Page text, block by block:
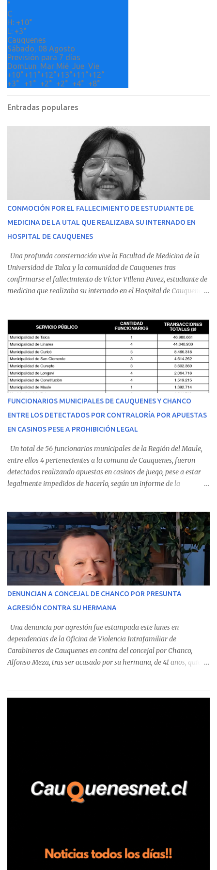
s
°
C
H: +10°
L: +3°
Cauquenes
Sábado, 08 Agosto
Previsión para 7 días
DomLun Mar Mié Jue Vie
+10°+11°+12°+13°+11°+12°
+3° +1° +2° +2° +4° +8°
Entradas populares
CONMOCIÓN POR EL FALLECIMIENTO DE ESTUDIANTE DE
MEDICINA DE LA UTAL QUE REALIZABA SU INTERNADO EN
HOSPITAL DE CAUQUENES
Una profunda consternación vive la Facultad de Medicina de la
Universidad de Talca y la comunidad de Cauquenes tras
confirmarse el fallecimiento de Víctor Villena Pavez, estudiante de
medicina que realizaba su internado en el Hospital de Cauquenes.
malestares físicos. Dada la complejidad de su estado de salud, el
equipo médico determinó su traslado de urgencia al Hospital
Regional de Talca y dado la urgencia la ambulancia partió hacia
Talca con escolta de Carabineros. En medio del traslado, el
estudiante de medicina de 25 años, se agravó y pese a los esfuerzos
del personal de emergencia terminó falleciendo, sin alcanzar a
recibir atención especializada en el centro de destino. Apenas se
conoció la gravedad de su condición, sus padres —residentes en
Villarrica— se trasladaron a Cauquenes con la esperanza de una
evolución favorable. No obstante, alrededo...
FUNCIONARIOS MUNICIPALES DE CAUQUENES Y CHANCO
ENTRE LOS DETECTADOS POR CONTRALORÍA POR APUESTAS
EN CASINOS PESE A PROHIBICIÓN LEGAL
Un total de 56 funcionarios municipales de la Región del Maule,
entre ellos 4 pertenecientes a la comuna de Cauquenes, fueron
detectados realizando apuestas en casinos de juego, pese a estar
legalmente impedidos de hacerlo, según un informe de la
estableció que estos funcionarios —quienes administran o
custodian fondos públicos— efectuaron transacciones por un
monto total de $116.075.918 entre enero de 2024 y junio de 2025.
En el detalle regional, se indica que en la comuna de Cauquenes se
identificó a cuatro funcionarios involucrados en este tipo de
operaciones. Asimismo, se precisa que uno de los casos
corresponde a un funcionario de la Municipalidad de Chanco,
detectaron incumplimientos a la normativa vigente. El informe
precisa que la mayor cantidad de dinero apostado se registró en
Talca, donde...
DENUNCIAN A CONCEJAL DE CHANCO POR PRESUNTA
AGRESIÓN CONTRA SU HERMANA
Una denuncia por agresión fue estampada este lunes en
dependencias de la Oficina de Violencia Intrafamiliar de
Carabineros de Cauquenes en contra del concejal por Chanco,
Alfonso Meza, tras ser acusado por su hermana, de 41 años, quien
relató que los hechos ocurrieron cerca de las 11:30 horas en el
trabajadores, el edil descendió del vehículo y, en medio de la
confrontación, la habría tomado de los hombros, empujado al
suelo y agredido con golpes de pies y manos, mientr...